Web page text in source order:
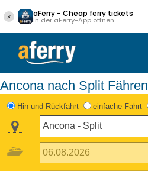
aFerry - Cheap ferry tickets
In der aFerry-App öffnen
Ancona nach Split Fähren
Hin und Rückfahrt einfache Fahrt